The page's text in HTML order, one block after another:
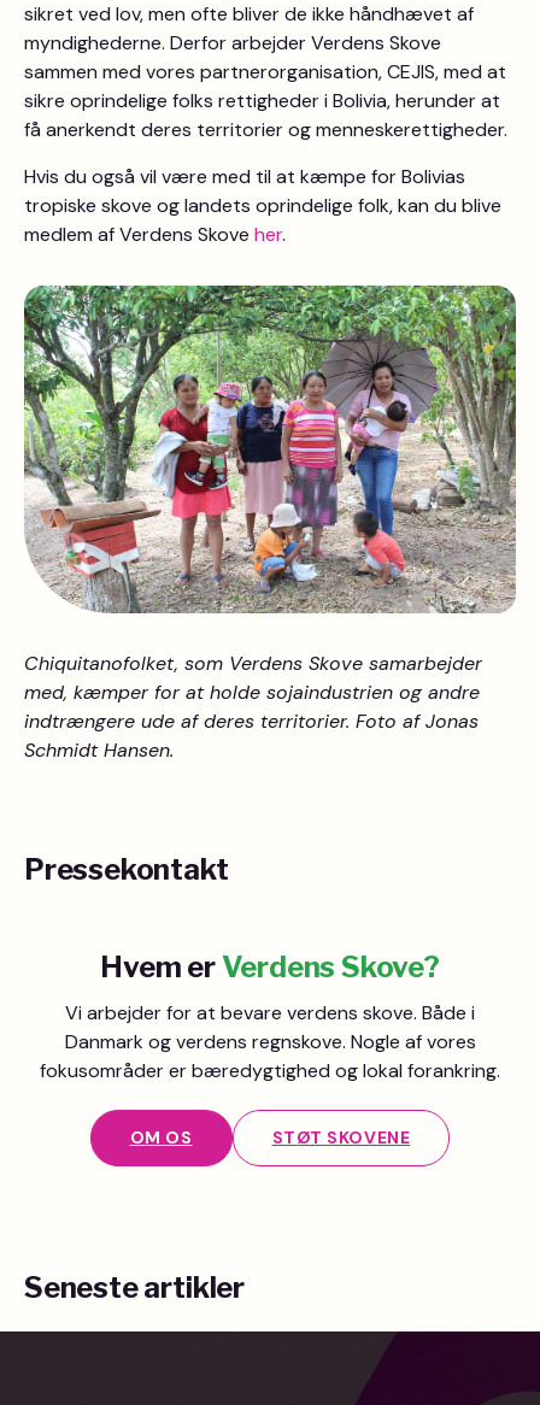
sikret ved lov, men ofte bliver de ikke håndhævet af
myndighederne. Derfor arbejder Verdens Skove
sammen med vores partnerorganisation, CEJIS, med at
sikre oprindelige folks rettigheder i Bolivia, herunder at
få anerkendt deres territorier og menneskerettigheder.
Hvis du også vil være med til at kæmpe for Bolivias
tropiske skove og landets oprindelige folk, kan du blive
medlem af Verdens Skove her.
Chiquitanofolket, som Verdens Skove samarbejder
med, kæmper for at holde sojaindustrien og andre
indtrængere ude af deres territorier. Foto af Jonas
Schmidt Hansen.
Pressekontakt
Hvem erVerdens Skove?
Vi arbejder for at bevare verdens skove. Både i
Danmark og verdens regnskove. Nogle af vores
fokusområder er bæredygtighed og lokal forankring.
OM OS STØT SKOVENE
Seneste artikler